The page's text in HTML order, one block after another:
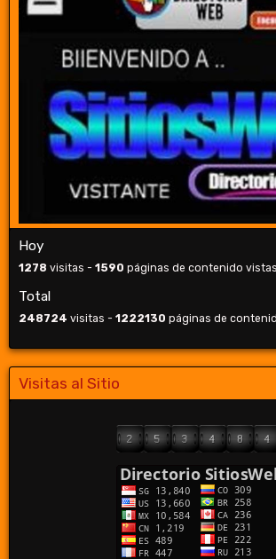
Hoy
1278 visitas - 1590 páginas de contenido vistas
Total
248724 visitas - 1222130 páginas de
Visitas al Sitio